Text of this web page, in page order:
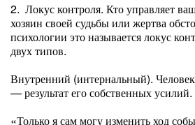
2. Локус контроля. Кто управляет
хозяин своей судьбы или жертва
психологии это называется локус
двух типов.
Внутренний (интернальный).
— результат его собственных усилий.
«Только я сам могу изменить ход